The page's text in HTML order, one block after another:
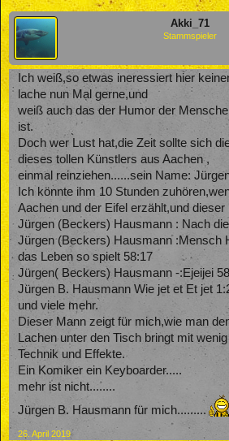
Akki_71
Stammspieler
Ich weiß,so etwas ineressiert hier
lache nun Mal gerne,und
weiß auch das der Humor der
ist.
Doch wer Lust hat,die Zeit sollte sich
dieses tollen Künstlers aus Aachen ,
einmal reinziehen......sein Name:
Ich könnte ihm 10 Stunden
Aachen und der Eifel erzählt,und dieser
Jürgen (Beckers) Hausmann : Nach
Jürgen (Beckers) Hausmann :Mensch
das Leben so spielt 58:17
Jürgen( Beckers) Hausmann -:Ejeijei
Jürgen B. Hausmann Wie jet et Et jet
und viele mehr.
Dieser Mann zeigt für mich,wie man
Lachen unter den Tisch bringt mit wenig
Technik und Effekte.
Ein Komiker ein Keyboarder.....
mehr ist nicht........
Jürgen B. Hausmann für mich.........
26. April 2019